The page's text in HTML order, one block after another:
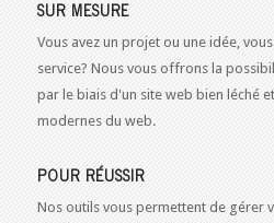
SUR MESURE
Vous avez un projet ou une idée,
service? Nous vous offrons la
par le biais d'un site web bien léché
modernes du web.
POUR RÉUSSIR
Nos outils vous permettent de gérer